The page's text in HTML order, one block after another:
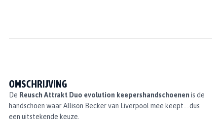
OMSCHRIJVING
De Reusch Attrakt Duo evolution keepershandschoenen is de
handschoen waar Allison Becker van Liverpool mee keept….dus
een uitstekende keuze.